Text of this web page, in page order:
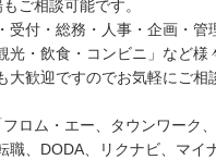
ご相談可能です。
受付・総務・人事・企画・管
光・飲食・コンビニ」など様
大歓迎ですのでお気軽にご相
ロム・エー、タウンワーク
職、DODA、リクナビ、マイ